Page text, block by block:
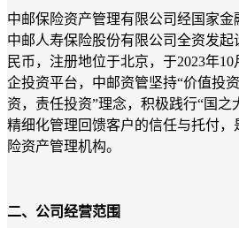
中邮保险资产管理有限公司经国家
中邮人寿保险股份有限公司全资发起
民币，注册地位于北京，于2023年
企投资平台，中邮资管坚持“价值投
资，责任投资”理念，积极践行“国之
精细化管理回馈客户的信任与托付
险资产管理机构。
二、公司经营范围